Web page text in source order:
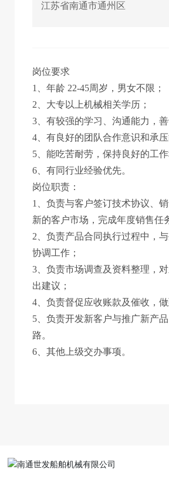
江苏省南通市通州区
岗位要求
1、年龄 22-45周岁，男女不限；
2、大专以上机械相关学历；
3、有较强的学习、沟通能力，善
4、有良好的团队合作意识和承压
5、能吃苦耐劳，保持良好的工作
6、有同行业经验优先。
岗位职责：
1、负责与客户签订技术协议、
新的客户市场，完成年度销售任
2、负责产品合同执行过程中，
协调工作；
3、负责市场调查及资料整理，
出建议；
4、负责督促应收账款及催收，做
5、负责开发新客户与推广新产
路。
6、其他上级交办事项。